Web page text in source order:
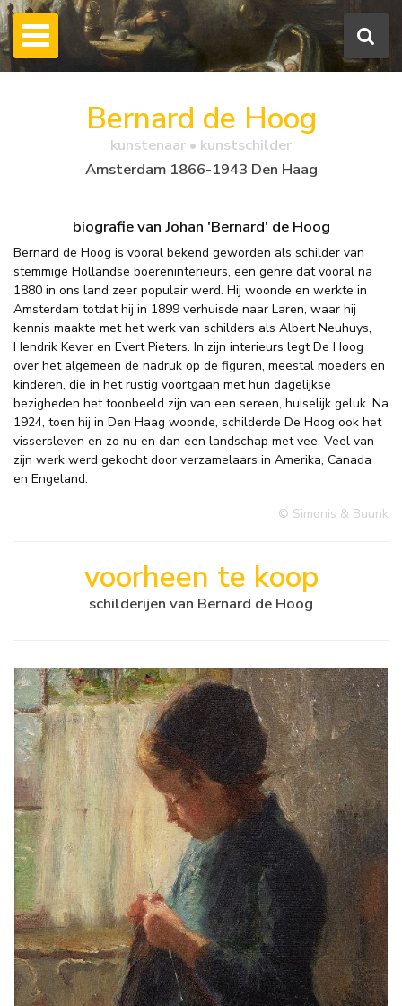
Bernard de Hoog
kunstenaar • kunstschilder
Amsterdam 1866-1943 Den Haag
biografie van Johan 'Bernard' de Hoog
Bernard de Hoog is vooral bekend geworden als schilder van
stemmige Hollandse boereninterieurs, een genre dat vooral na
1880 in ons land zeer populair werd. Hij woonde en werkte in
Amsterdam totdat hij in 1899 verhuisde naar Laren, waar hij
kennis maakte met het werk van schilders als Albert Neuhuys,
Hendrik Kever en Evert Pieters. In zijn interieurs legt De Hoog
over het algemeen de nadruk op de figuren, meestal moeders en
kinderen, die in het rustig voortgaan met hun dagelijkse
bezigheden het toonbeeld zijn van een sereen, huiselijk geluk. Na
1924, toen hij in Den Haag woonde, schilderde De Hoog ook het
vissersleven en zo nu en dan een landschap met vee. Veel van
zijn werk werd gekocht door verzamelaars in Amerika, Canada
en Engeland.
© Simonis & Buunk
voorheen te koop
schilderijen van Bernard de Hoog